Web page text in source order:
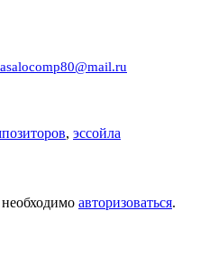
, эссойла
авторизоваться.